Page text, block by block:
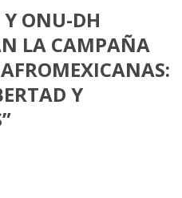
ONU-DH
LA CAMPAÑA
Y